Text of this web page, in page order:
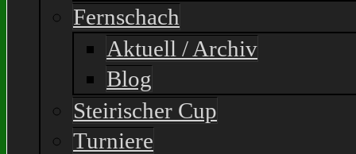
Fernschach
Aktuell / Archiv
Blog
Steirischer Cup
Turniere